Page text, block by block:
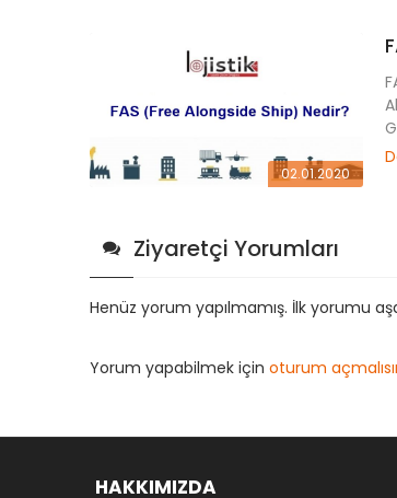
02.01.2020
Ziyaretçi Yorumları
Henüz yorum yapılmamış. İlk yorumu
Yorum yapabilmek için oturum
HAKKIMIZDA